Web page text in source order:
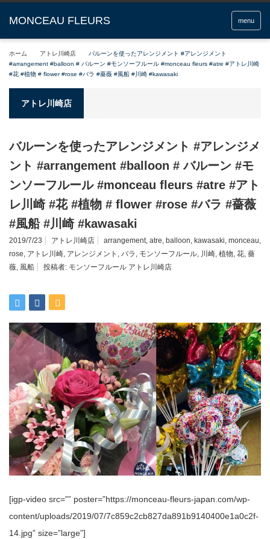
menu
ホーム アトレ川崎店
バルーンを使ったアレンジメント #アレンジメント
#arrangement #balloon # バルーン #モンソーフルール #monceau fleurs #atre #アトレ川崎
#花 #植物 # flower #rose #バラ #薔薇 #風船 #川崎 #kawasaki
アトレ川崎店
バルーンを使ったアレンジメント #アレンジメ
ント #arrangement #balloon # バルーン #モ
ンソーフルール #monceau fleurs #atre #アト
レ川崎 #花 #植物 # flower #rose #バラ #薔薇
#風船 #川崎 #kawasaki
2019/7/23 アトレ川崎店 arrangement, atre, balloon, kawasaki, monceau,
rose, アトレ川崎, アレンジメント , バラ , モンソーフルール, 川崎, 植物, 花, 薔
薇, 風船 投稿者: モンソーフルール アトレ川崎店
[igp-video src=”” poster=”https://monceau-fleurs-japan.com/wp-
content/uploads/2019/07/7c859c2cb827da891b9140400e1a0c2f-
14.jpg” size=”large”]